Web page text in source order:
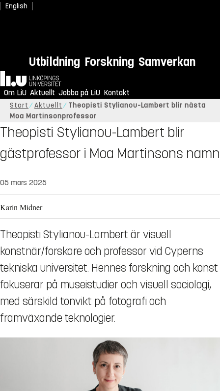
English
Utbildning Forskning Samverkan
Hem
Om LiU Aktuellt Jobba på LiU Kontakt
Start Aktuellt
Theopisti Stylianou-Lambert blir nästa
Moa Martinsonprofessor
Theopisti Stylianou-Lambert blir
gästprofessor i Moa Martinsons namn
05 mars 2025
Karin Midner
Theopisti Stylianou-Lambert är visuell
konstnär/forskare och professor vid Cyperns
tekniska universitet. Hennes forskning och konst
fokuserar på museistudier och visuell sociologi,
med särskild tonvikt på fotografi och
framväxande teknologier.